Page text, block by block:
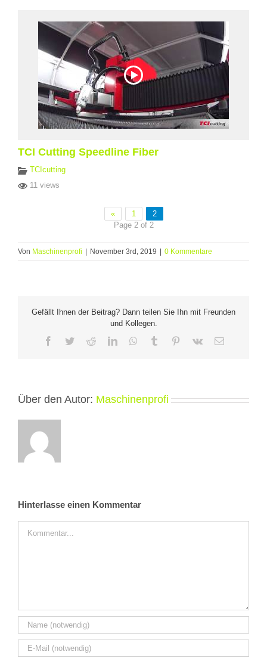
TCI Cutting Speedline Fiber
TCIcutting
11 views
« 1
2
Page 2 of 2
Von Maschinenprofi November 3rd, 2019 0 Kommentare
Gefällt Ihnen der Beitrag? Dann teilen Sie Ihn mit Freunden
und Kollegen.
Facebook
TwitterRedditLinkedInWhatsApp
Tumblr Pinterest
Vk
E-
Über den Autor: Maschinenprofi
Hinterlasse einen Kommentar